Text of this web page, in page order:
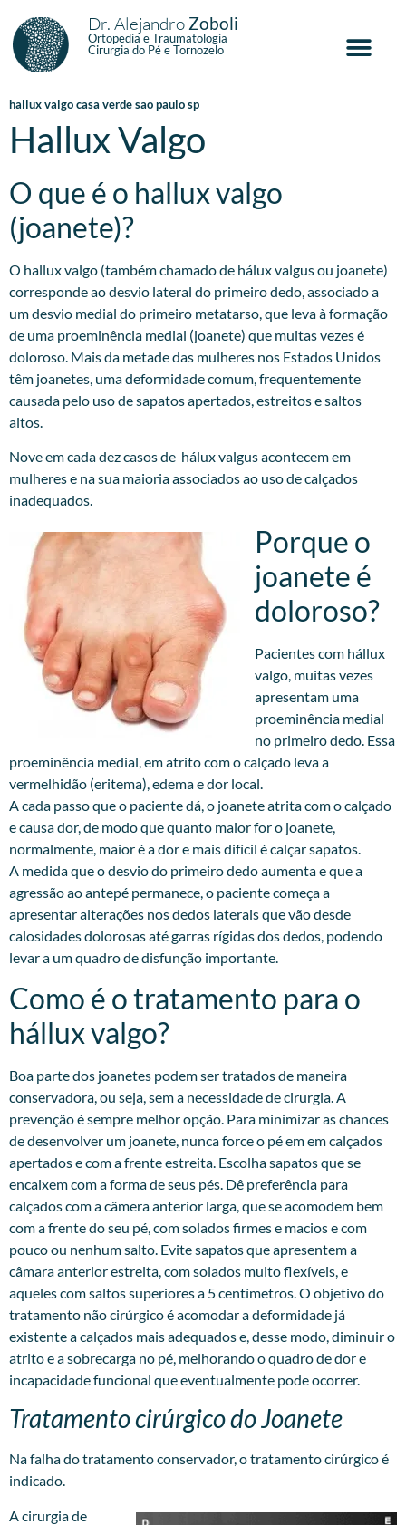
Dr. Alejandro Zoboli
Ortopedia e Traumatologia
Cirurgia do Pé e Tornozelo
hallux valgo casa verde sao paulo sp
Hallux Valgo
O que é o hallux valgo
(joanete)?
O hallux valgo (também chamado de hálux valgus ou joanete)
corresponde ao desvio lateral do primeiro dedo, associado a
um desvio medial do primeiro metatarso, que leva à formação
de uma proeminência medial (joanete) que muitas vezes é
doloroso. Mais da metade das mulheres nos Estados Unidos
têm joanetes, uma deformidade comum, frequentemente
causada pelo uso de sapatos apertados, estreitos e saltos
altos.
Nove em cada dez casos de hálux valgus acontecem em
mulheres e na sua maioria associados ao uso de calçados
inadequados.
Porque o
joanete é
doloroso?
Pacientes com hállux
valgo, muitas vezes
apresentam uma
proeminência medial
no primeiro dedo. Essa
proeminência medial, em atrito com o calçado leva a
vermelhidão (eritema), edema e dor local.
A cada passo que o paciente dá, o joanete atrita com o calçado
e causa dor, de modo que quanto maior for o joanete,
normalmente, maior é a dor e mais difícil é calçar sapatos.
A medida que o desvio do primeiro dedo aumenta e que a
agressão ao antepé permanece, o paciente começa a
apresentar alterações nos dedos laterais que vão desde
calosidades dolorosas até garras rígidas dos dedos, podendo
levar a um quadro de disfunção importante.
Como é o tratamento para o
hállux valgo?
Boa parte dos joanetes podem ser tratados de maneira
conservadora, ou seja, sem a necessidade de cirurgia. A
prevenção é sempre melhor opção. Para minimizar as chances
de desenvolver um joanete, nunca force o pé em em calçados
apertados e com a frente estreita. Escolha sapatos que se
encaixem com a forma de seus pés. Dê preferência para
calçados com a câmera anterior larga, que se acomodem bem
com a frente do seu pé, com solados firmes e macios e com
pouco ou nenhum salto. Evite sapatos que apresentem a
câmara anterior estreita, com solados muito flexíveis, e
aqueles com saltos superiores a 5 centímetros. O objetivo do
tratamento não cirúrgico é acomodar a deformidade já
existente a calçados mais adequados e, desse modo, diminuir o
atrito e a sobrecarga no pé, melhorando o quadro de dor e
incapacidade funcional que eventualmente pode ocorrer.
Tratamento cirúrgico do Joanete
Na falha do tratamento conservador, o tratamento cirúrgico é
indicado.
A cirurgia de